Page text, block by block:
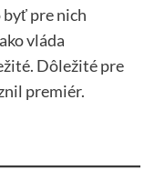
pre nich
vláda
Dôležité pre
premiér.